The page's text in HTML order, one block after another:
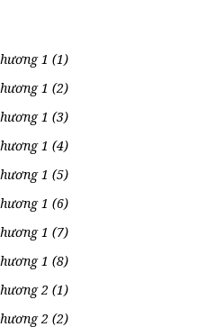
1 (1)
1 (2)
1 (3)
1 (4)
1 (5)
1 (6)
1 (7)
1 (8)
2 (1)
2 (2)